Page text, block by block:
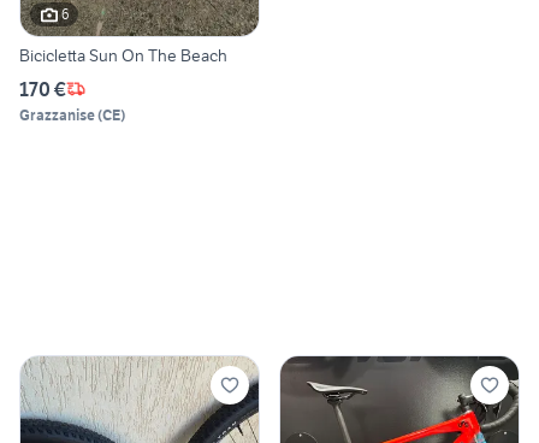
6
Bicicletta Sun On The Beach
170 €
Grazzanise(CE)